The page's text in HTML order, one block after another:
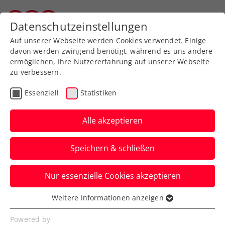
Zurück zur Newsübersicht
Turniere
Generali Open Kitzbühel:
Hartes Los für Misolic
Sebastian Ofner und Lukas Neumayer
starten beim ATP-Heimturnier indes
jeweils gegen einen Qualifikanten.
Verfasst von: Presseaussendung / Redaktion, 19.07.2025
Datenschutzeinstellungen
Auf unserer Webseite werden Cookies verwendet. Einige
davon werden zwingend benötigt, während es uns andere
ermöglichen, Ihre Nutzererfahrung auf unserer Webseite
zu verbessern.
Essenziell Statistiken
Alle akzeptieren
Speichern & schließen
Nur essenzielle Cookies akzeptieren
Essenziell
Essenzielle Cookies werden für grundlegende
Weitere Informationen anzeigen
Powered by